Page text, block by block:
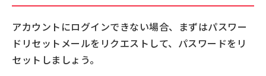
アカウントにログインできない場合、まずはパスワー
ドリセットメールをリクエストして、パスワードをリ
セットしましょう。